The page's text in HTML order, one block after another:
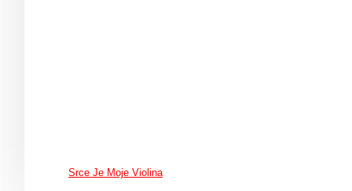
Srce Je Moje Violina